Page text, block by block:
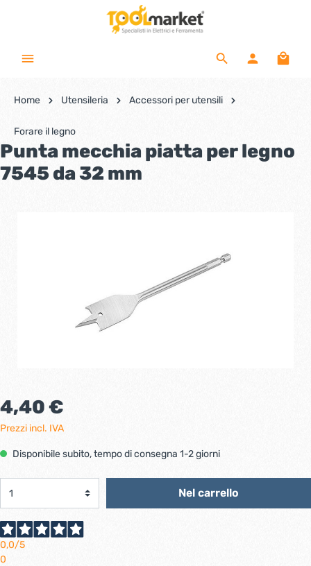
Home Utensileria Accessori per utensili
Forare il legno
Punta mecchia piatta per legno
7545 da 32 mm
4,40 €
Prezzi incl. IVA
Disponibile subito, tempo di consegna 1-2 giorni
Nel carrello
0,0/5
0